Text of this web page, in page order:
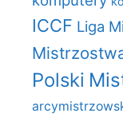
ICCF Liga
Polski